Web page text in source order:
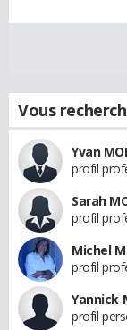
Vous
Yvan
profil
Sarah
profil
Michel
profil
Yannick
profil